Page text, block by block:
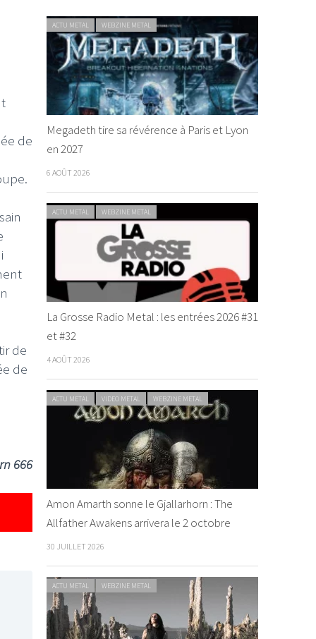
de
de
de
666
ACTU METAL WEBZINE METAL
Megadeth tire sa révérence à Paris et Lyon
en 2027
6 AOÛT 2026
ACTU METAL WEBZINE METAL
La Grosse Radio Metal : les entrées 2026 #31
et #32
4 AOÛT 2026
ACTU METAL VIDEO METAL WEBZINE METAL
Amon Amarth sonne le Gjallarhorn : The
Allfather Awakens arrivera le 2 octobre
30 JUILLET 2026
ACTU METAL WEBZINE METAL